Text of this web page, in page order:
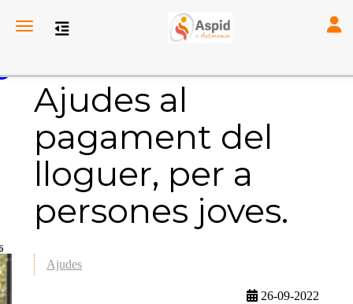
Toggle navigation
Ajudes al
pagament del
lloguer, per a
persones joves.
Ajudes
26-09-2022